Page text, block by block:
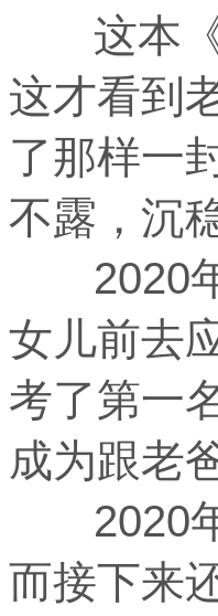
这本《
这才看到
了那样一
不露，沉
2020年
女儿前去
考了第一
成为跟老
2020年
而接下来